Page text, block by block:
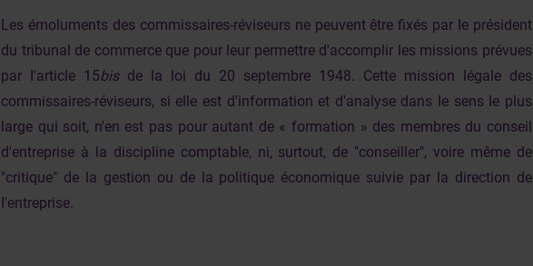
Les émoluments des commissaires-réviseurs ne peuvent être fixés par Ie président
du tribunal de commerce que pour leur permettre d'accomplir les missions prévues
par I'article 15bisde la loi du 20 septembre 1948. Cette mission légale des
commissaires-réviseurs, si elle est d'information et d'analyse dans Ie sens Ie plus
large qui soit, n'en est pas pour autant de « formation » des membres du conseil
d'entreprise à la discipline comptabIe, ni, surtout, de "conseiller", voire même de
"critique" de la gestion ou de la politique économique suivie par la direction de
I'entreprise.